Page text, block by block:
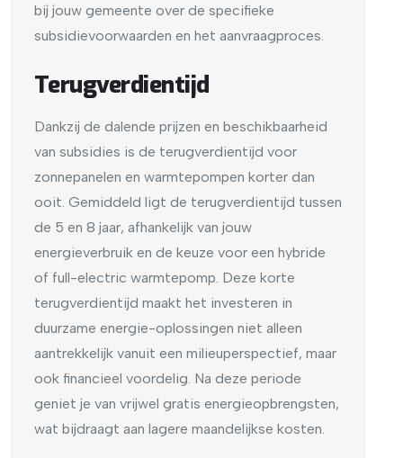
bij jouw gemeente over de specifieke
subsidievoorwaarden en het aanvraagproces.
Terugverdientijd
Dankzij de dalende prijzen en beschikbaarheid
van subsidies is de terugverdientijd voor
zonnepanelen en warmtepompen korter dan
ooit. Gemiddeld ligt de terugverdientijd tussen
de 5 en 8 jaar, afhankelijk van jouw
energieverbruik en de keuze voor een hybride
of full-electric warmtepomp. Deze korte
terugverdientijd maakt het investeren in
duurzame energie-oplossingen niet alleen
aantrekkelijk vanuit een milieuperspectief, maar
ook financieel voordelig. Na deze periode
geniet je van vrijwel gratis energieopbrengsten,
wat bijdraagt aan lagere maandelijkse kosten.